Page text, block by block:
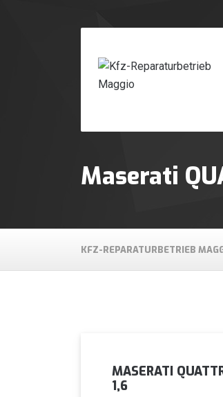
Maserati
KFZ-REPARATURBETRIEB
MASERATI
1,6